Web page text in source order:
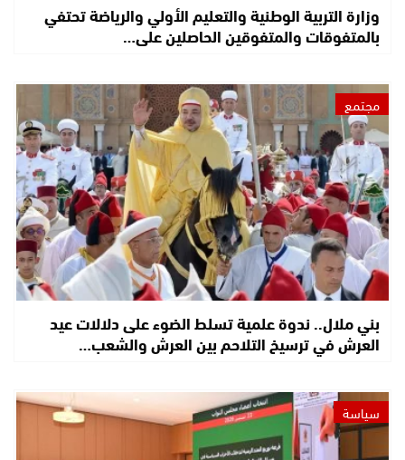
وزارة التربية الوطنية والتعليم الأولي والرياضة تحتفي
بالمتفوقات والمتفوقين الحاصلين على…
مجتمع
بني ملال.. ندوة علمية تسلط الضوء على دلالات عيد
العرش في ترسيخ التلاحم بين العرش والشعب…
سياسة